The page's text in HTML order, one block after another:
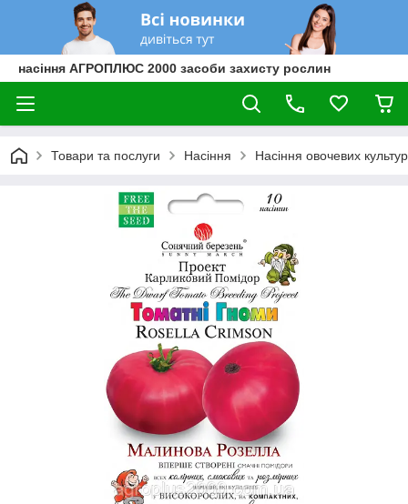
насіння АГРОПЛЮС 2000 засоби захисту рослин
Товари та послуги Насіння Насіння овочевих культур